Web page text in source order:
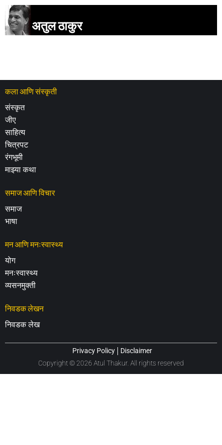
अतुल ठाकुर
कला आणि संस्कृती
संस्कृत
जीए
साहित्य
चित्रपट
रंगभूमी
माझ्या कथा
समाज आणि विचार
समाज
भाषा
मन आणि मनःस्वास्थ्य
योग
मनःस्वास्थ्य
व्यसनमुक्ती
निवडक लेखन
निवडक लेख
Privacy Policy
Disclaimer
Copyright © 2026 Atul Thakur. All rights reserved